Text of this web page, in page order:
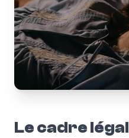
Le cadre légal